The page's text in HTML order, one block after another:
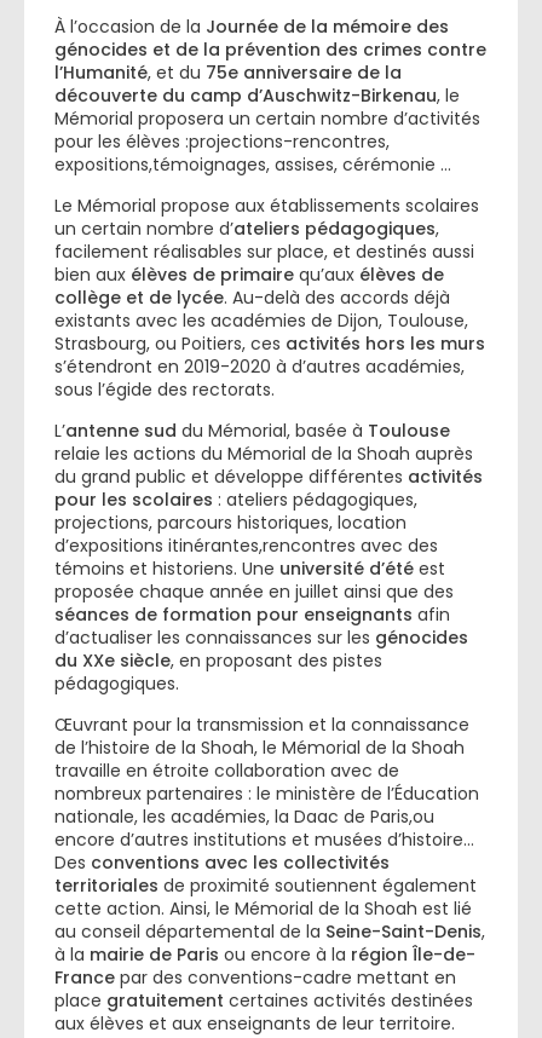
À l’occasion de la Journée de la mémoire des
génocides et de la prévention des crimes contre
l’Humanité, et du 75e anniversaire de la
découverte du camp d’Auschwitz-Birkenau, le
Mémorial proposera un certain nombre d’activités
pour les élèves :projections-rencontres,
expositions,témoignages, assises, cérémonie …
Le Mémorial propose aux établissements scolaires
un certain nombre d’ateliers pédagogiques,
facilement réalisables sur place, et destinés aussi
bien aux élèves de primaire qu’aux élèves de
collège et de lycée. Au-delà des accords déjà
existants avec les académies de Dijon, Toulouse,
Strasbourg, ou Poitiers, ces activités hors les murs
s’étendront en 2019-2020 à d’autres académies,
sous l’égide des rectorats.
L’antenne sud du Mémorial, basée à Toulouse
relaie les actions du Mémorial de la Shoah auprès
du grand public et développe différentes activités
pour les scolaires : ateliers pédagogiques,
projections, parcours historiques, location
d’expositions itinérantes,rencontres avec des
témoins et historiens. Une université d’été est
proposée chaque année en juillet ainsi que des
séances de formation pour enseignants afin
d’actualiser les connaissances sur les génocides
du XXe siècle, en proposant des pistes
pédagogiques.
Œuvrant pour la transmission et la connaissance
de l’histoire de la Shoah, le Mémorial de la Shoah
travaille en étroite collaboration avec de
nombreux partenaires : le ministère de l’Éducation
nationale, les académies, la Daac de Paris,ou
encore d’autres institutions et musées d’histoire…
Des conventions avec les collectivités
territoriales de proximité soutiennent également
cette action. Ainsi, le Mémorial de la Shoah est lié
au conseil départemental de la Seine-Saint-Denis,
à la mairie de Paris ou encore à la région Île-de-
France par des conventions-cadre mettant en
place gratuitement certaines activités destinées
aux élèves et aux enseignants de leur territoire.